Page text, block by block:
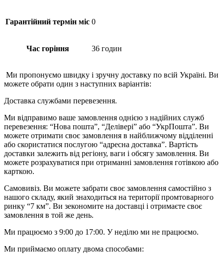
Гарантійний термін міс 0
Час горіння 36 годин
Ми пропонуємо швидку і зручну доставку по всій Україні. Ви
можете обрати один з наступних варіантів:
Доставка службами перевезення.
Ми відправимо ваше замовлення однією з надійних служб
перевезення: “Нова пошта”, “Делівері” або “УкрПошта”. Ви
можете отримати своє замовлення в найближчому відділенні
або скористатися послугою “адресна доставка”. Вартість
доставки залежить від регіону, ваги і обсягу замовлення. Ви
можете розрахуватися при отриманні замовлення готівкою або
карткою.
Самовивіз. Ви можете забрати своє замовлення самостійно з
нашого складу, який знаходиться на території промтоварного
ринку “7 км”. Ви зекономите на доставці і отримаєте своє
замовлення в той же день.
Ми працюємо з 9:00 до 17:00. У неділю ми не працюємо.
Ми приймаємо оплату двома способами: